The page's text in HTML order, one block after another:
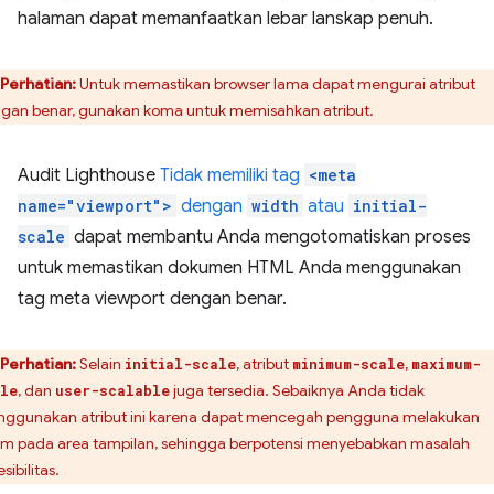
halaman dapat memanfaatkan lebar lanskap penuh.
Perhatian:Untuk memastikan browser lama dapat mengurai atribut
benar, gunakan koma untuk memisahkan atribut.
Audit Lighthouse Tidak memiliki tag <meta
name="viewport"> dengan width atau initial-
scale dapat membantu Anda mengotomatiskan proses
untuk memastikan dokumen HTML Anda menggunakan
tag meta viewport dengan benar.
Perhatian:Selain initial-scale, atribut minimum-scale, maximum-
, dan user-scalablejuga tersedia. Sebaiknya Anda tidak
atribut ini karena dapat mencegah pengguna melakukan
pada area tampilan, sehingga berpotensi menyebabkan masalah